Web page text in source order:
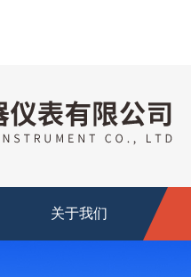
关于我们